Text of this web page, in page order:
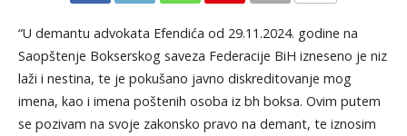
“U demantu advokata Efendića od 29.11.2024. godine na
Saopštenje Bokserskog saveza Federacije BiH izneseno je niz
laži i nestina, te je pokušano javno diskreditovanje mog
imena, kao i imena poštenih osoba iz bh boksa. Ovim putem
se pozivam na svoje zakonsko pravo na demant, te iznosim